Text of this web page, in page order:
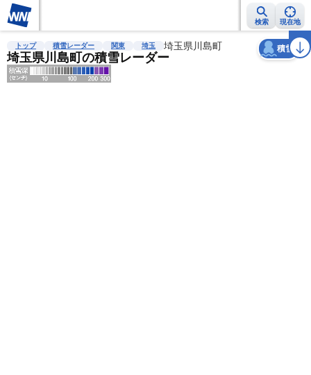
検索 現在地
雨雲レーダー 台風情報 地震情報 警報・注意報 2週間天気 ラ
トップ 積雪レーダー 関東 埼玉 埼玉県川島町
埼玉県川島町の積雪レーダー
積雪
天気 台風